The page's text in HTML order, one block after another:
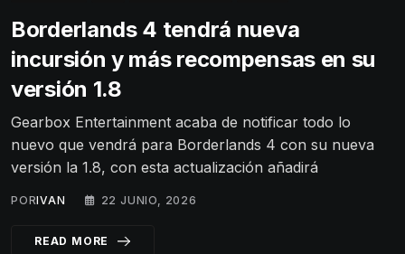
Borderlands 4 tendrá nueva
incursión y más recompensas en su
versión 1.8
Gearbox Entertainment acaba de notificar todo lo
nuevo que vendrá para Borderlands 4 con su nueva
versión la 1.8, con esta actualización añadirá
PORIVAN 22 JUNIO, 2026
READ MORE